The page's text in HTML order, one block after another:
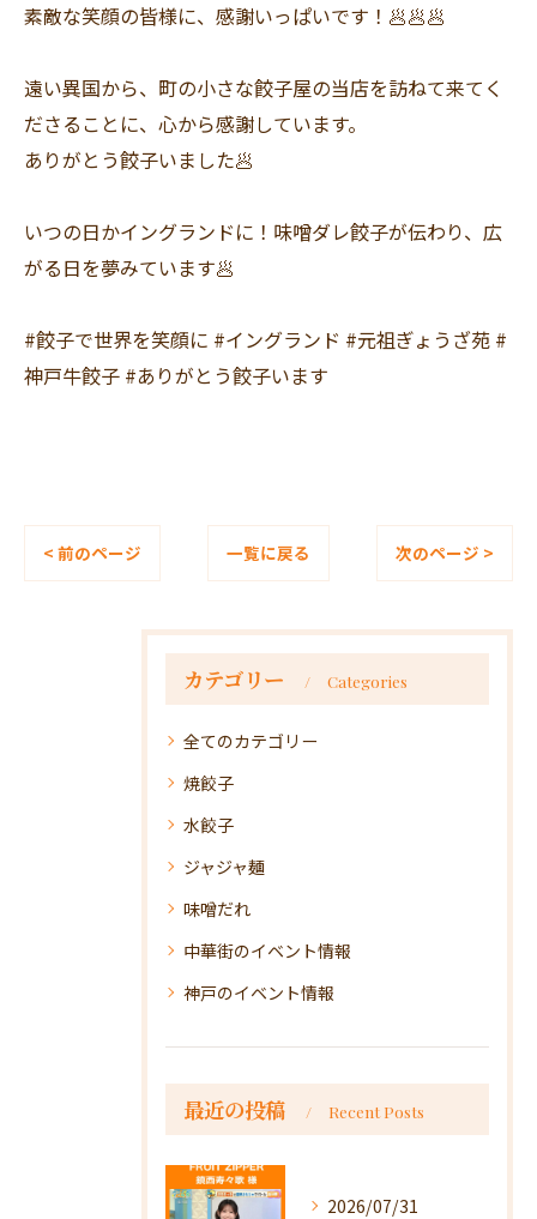
素敵な笑顔の皆様に、感謝いっぱいです！🥟🥟🥟
遠い異国から、町の小さな餃子屋の当店を訪ねて来てく
ださることに、心から感謝しています。
ありがとう餃子いました🥟
いつの日かイングランドに！味噌ダレ餃子が伝わり、広
がる日を夢みています🥟
#餃子で世界を笑顔に #イングランド #元祖ぎょうざ苑 #
神戸牛餃子 #ありがとう餃子います
< 前のページ 一覧に戻る 次のページ >
カテゴリー Categories
全てのカテゴリー
焼餃子
水餃子
ジャジャ麺
味噌だれ
中華街のイベント情報
神戸のイベント情報
最近の投稿 Recent Posts
2026/07/31